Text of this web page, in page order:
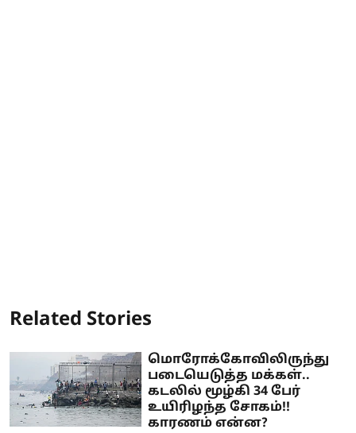
Related Stories
மொரோக்கோவிலிருந்து
படையெடுத்த மக்கள்..
கடலில் மூழ்கி 34 பேர்
உயிரிழந்த சோகம்!!
காரணம் என்ன?